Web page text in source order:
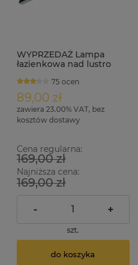
WYPRZEDAŻ Lampa
łazienkowa nad lustro
cm IP44 MONI czarna
75 ocen
89,00 zł
zawiera 23.00% VAT, bez
kosztów dostawy
Cena regularna:
169,00 zł
Najniższa cena:
169,00 zł
- +
szt.
do koszyka